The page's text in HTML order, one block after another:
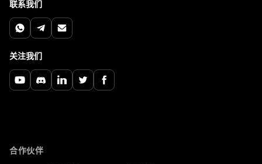
联系我们
关注我们
合作伙伴